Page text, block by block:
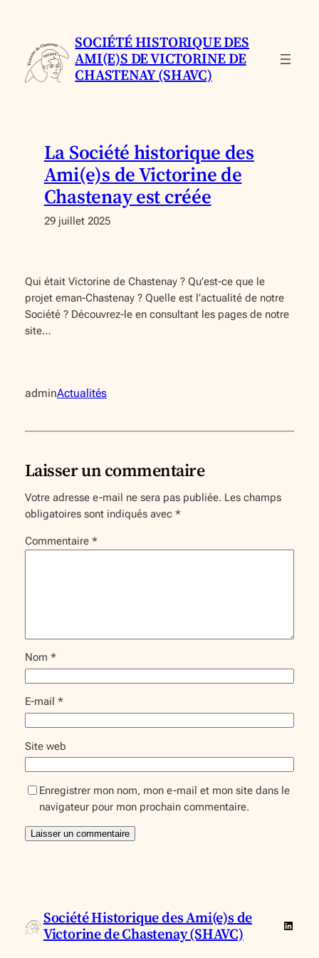
contenu
SOCIÉTÉ HISTORIQUE DES
AMI(E)S DE VICTORINE DE
CHASTENAY (SHAVC)
La Société historique des
Ami(e)s de Victorine de
Chastenay est créée
29 juillet 2025
Qui était Victorine de Chastenay ? Qu’est-ce que le
projet eman-Chastenay ? Quelle est l’actualité de notre
Société ? Découvrez-le en consultant les pages de notre
site…
adminActualités
Laisser un commentaire
Votre adresse e-mail ne sera pas publiée. Les champs
obligatoires sont indiqués avec *
Commentaire *
Nom *
E-mail *
Site web
Enregistrer mon nom, mon e-mail et mon site dans le
navigateur pour mon prochain commentaire.
Société Historique des Ami(e)s de
Victorine de Chastenay (SHAVC)